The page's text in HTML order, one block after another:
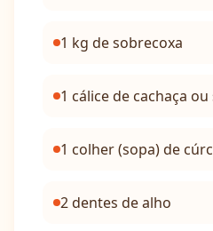
1 kg de sobrecoxa
1 cálice de cachaça
1 colher (sopa) de
2 dentes de alho